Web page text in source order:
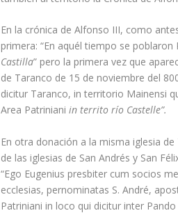
En la crónica de Alfonso III, como
primera: “En aquél tiempo se
Castilla” pero la primera vez que
de Taranco de 15 de noviembre del
dicitur Taranco, in territorio Mainensi
Area Patrinianiin territo río Castelle”.
En otra donación a la misma iglesia
de las iglesias de San Andrés y San
“Ego Eugenius presbiter cum socios
ecclesias, pernominatas S. André,
Patriniani in loco qui dicitur inter